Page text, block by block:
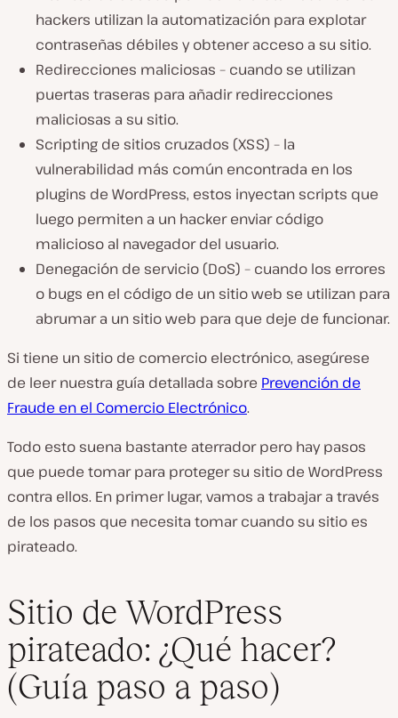
hackers utilizan la automatización para explotar
contraseñas débiles y obtener acceso a su sitio.
Redirecciones maliciosas – cuando se utilizan
puertas traseras para añadir redirecciones
maliciosas a su sitio.
Scripting de sitios cruzados (XSS) – la
vulnerabilidad más común encontrada en los
plugins de WordPress, estos inyectan scripts que
luego permiten a un hacker enviar código
malicioso al navegador del usuario.
Denegación de servicio (DoS) – cuando los errores
o bugs en el código de un sitio web se utilizan para
abrumar a un sitio web para que deje de funcionar.
Si tiene un sitio de comercio electrónico, asegúrese
de leer nuestra guía detallada sobre Prevención de
Fraude en el Comercio Electrónico.
Todo esto suena bastante aterrador pero hay pasos
que puede tomar para proteger su sitio de WordPress
contra ellos. En primer lugar, vamos a trabajar a través
de los pasos que necesita tomar cuando su sitio es
pirateado.
Sitio de WordPress
pirateado: ¿Qué hacer?
(Guía paso a paso)